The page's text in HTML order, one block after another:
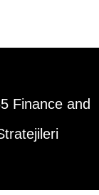
Finance and